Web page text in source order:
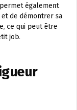
également
et de démontrer sa
ce qui peut être
job.